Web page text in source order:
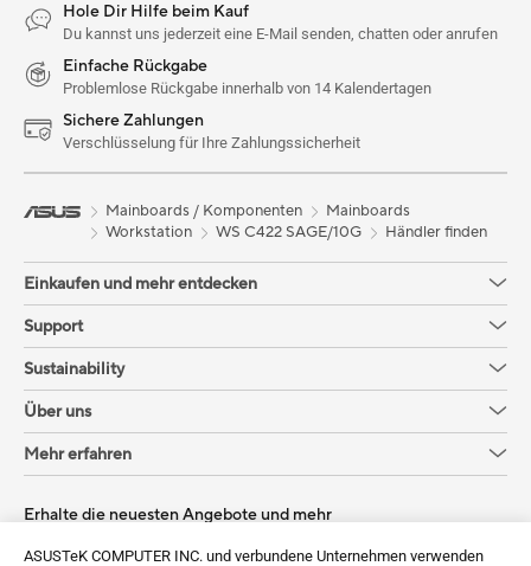
ASUSTeK COMPUTER INC. und verbundene Unternehmen verwenden
Hole Dir Hilfe beim Kauf
Du kannst uns jederzeit eine E-Mail senden, chatten oder anrufen
Einfache Rückgabe
Problemlose Rückgabe innerhalb von 14 Kalendertagen
Sichere Zahlungen
Verschlüsselung für Ihre Zahlungssicherheit
Mainboards / Komponenten
Mainboards
Workstation
WS C422 SAGE/10G Händler finden
Einkaufen und mehr entdecken
Support
Sustainability
Über uns
Mehr erfahren
Erhalte die neuesten Angebote und mehr
Anmelden